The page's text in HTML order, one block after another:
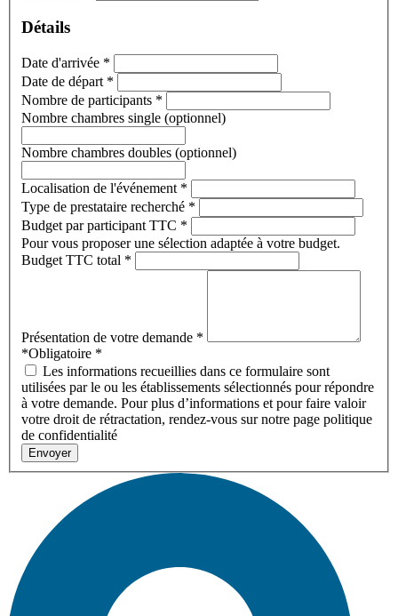
Détails
Date d'arrivée *
Date de départ *
Nombre de participants *
Nombre chambres single (optionnel)
Nombre chambres doubles (optionnel)
Localisation de l'événement *
Type de prestataire recherché *
Budget par participant TTC *
Pour vous proposer une sélection adaptée à votre budget.
Budget TTC total *
Présentation de votre demande *
*Obligatoire *
Les informations recueillies dans ce formulaire sont
utilisées par le ou les établissements sélectionnés pour répondre
à votre demande. Pour plus d’informations et pour faire valoir
votre droit de rétractation, rendez-vous sur notre page politique
de confidentialité
Envoyer